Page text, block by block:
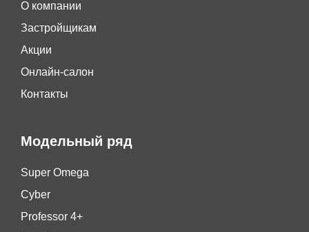
О компании
Застройщикам
Акции
Онлайн-салон
Контакты
Модельный ряд
Super Omega
Cyber
Professor 4+